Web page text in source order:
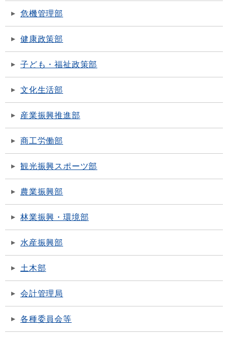
危機管理部
健康政策部
子ども・福祉政策部
文化生活部
産業振興推進部
商工労働部
観光振興スポーツ部
農業振興部
林業振興・環境部
水産振興部
土木部
会計管理局
各種委員会等